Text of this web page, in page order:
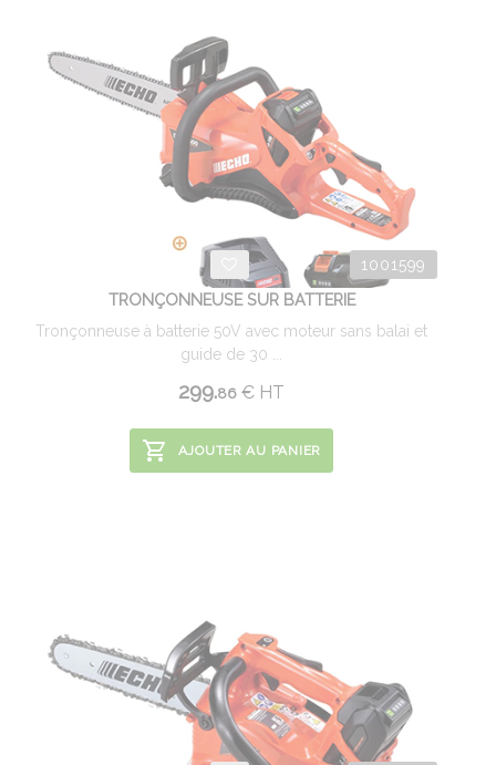
1001599
TRONÇONNEUSE SUR BATTERIE
Tronçonneuse à batterie 50V avec moteur sans balai et
guide de 30 ...
299.86 € HT
AJOUTER AU PANIER